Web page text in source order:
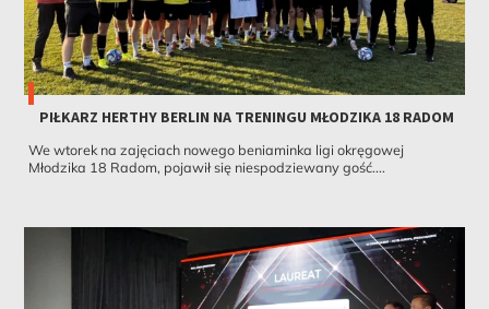
PIŁKARZ HERTHY BERLIN NA TRENINGU MŁODZIKA 18 RADOM
We wtorek na zajęciach nowego beniaminka ligi okręgowej
Młodzika 18 Radom, pojawił się niespodziewany gość....